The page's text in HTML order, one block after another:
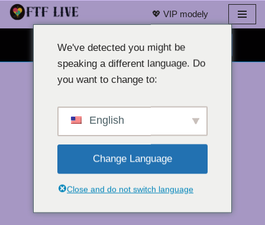
Přeskočit
obsah
💖 VIP modely
CHAT S WEBOVOU KAMEROU ZDARMA 👉
We've detected you might be
speaking a different language. Do
you want to change to:
English
Change Language
Close and do not switch language